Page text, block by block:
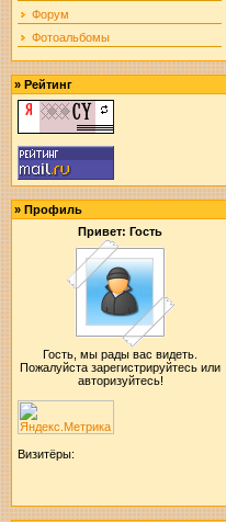
Форум
Фотоальбомы
» Рейтинг
» Профиль
Привет: Гость
Гость, мы рады вас видеть.
Пожалуйста зарегистрируйтесь или
авторизуйтесь!
Визитёры: